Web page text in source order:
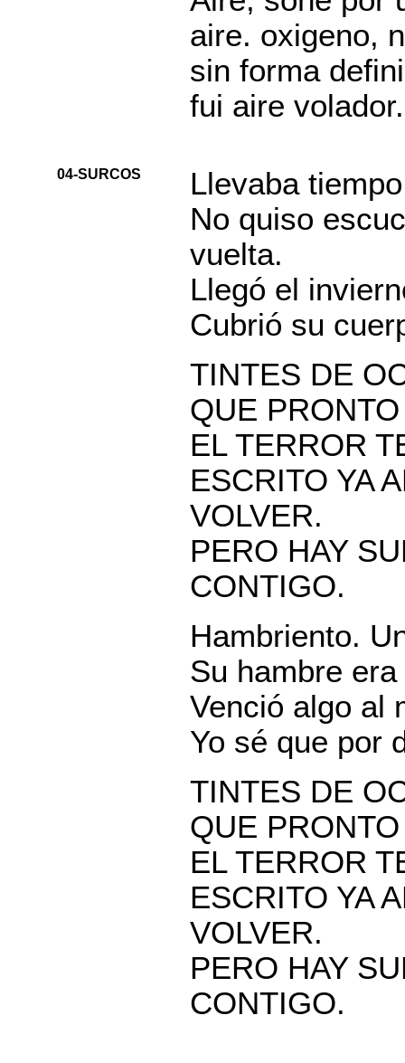
aire. oxigeno,
sin forma
fui aire volador.
04-SURCOS
Llevaba
No quiso
vuelta.
Llegó el
Cubrió su
TINTES DE
QUE
EL TERROR
ESCRITO YA
VOLVER.
PERO HAY
CONTIGO.
Hambriento.
Su hambre
Venció algo al
Yo sé que por
TINTES DE
QUE
EL TERROR
ESCRITO YA
VOLVER.
PERO HAY
CONTIGO.